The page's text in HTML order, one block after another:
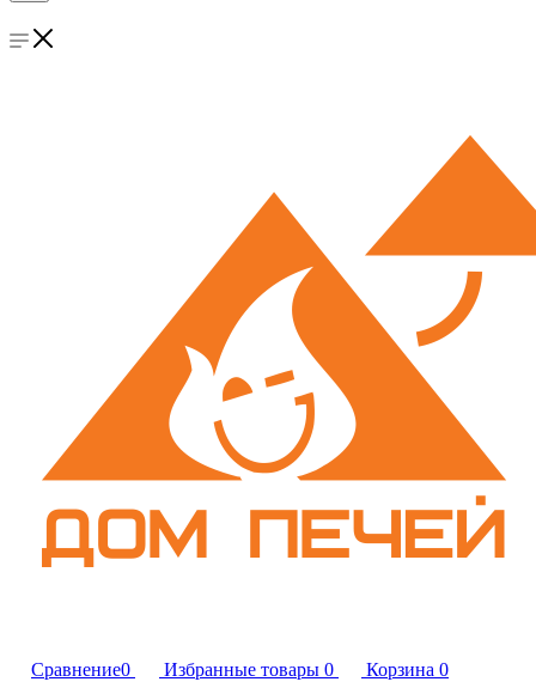
Сравнение0 Избранные товары 0 Корзина 0